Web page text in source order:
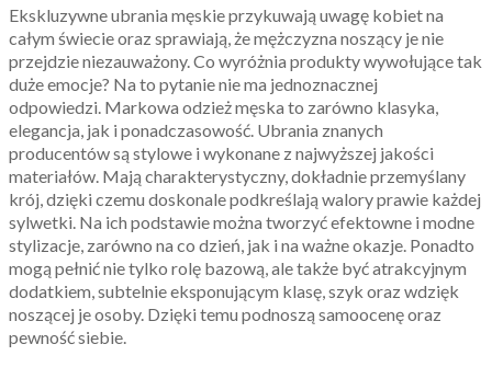
Ekskluzywne ubrania męskie przykuwają uwagę kobiet na
całym świecie oraz sprawiają, że mężczyzna noszący je nie
przejdzie niezauważony. Co wyróżnia produkty wywołujące tak
duże emocje? Na to pytanie nie ma jednoznacznej
odpowiedzi. Markowa odzież męska to zarówno klasyka,
elegancja, jak i ponadczasowość. Ubrania znanych
producentów są stylowe i wykonane z najwyższej jakości
materiałów. Mają charakterystyczny, dokładnie przemyślany
krój, dzięki czemu doskonale podkreślają walory prawie każdej
sylwetki. Na ich podstawie można tworzyć efektowne i modne
stylizacje, zarówno na co dzień, jak i na ważne okazje. Ponadto
mogą pełnić nie tylko rolę bazową, ale także być atrakcyjnym
dodatkiem, subtelnie eksponującym klasę, szyk oraz wdzięk
noszącej je osoby. Dzięki temu podnoszą samoocenę oraz
pewność siebie.